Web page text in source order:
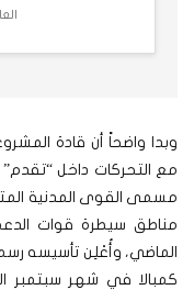
وبدا واضحاً أن قادة
مع التحركات داخل
مسمى القوى المدنية
مناطق سيطرة قوات
الماضي، وأُعْلِن تأسيسه
كمبالا في شهر سبتمبر